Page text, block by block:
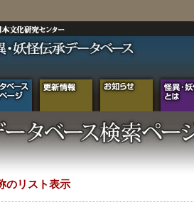
のリスト表示